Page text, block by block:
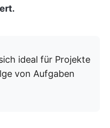
ideal für Projekte
von Aufgaben